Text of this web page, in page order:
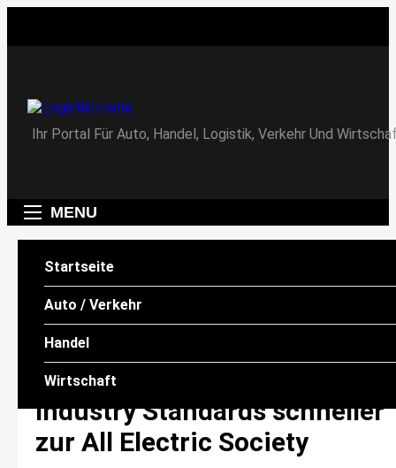
content
Logistik|Inside
Ihr Portal Für Auto, Handel, Logistik, Verkehr Und
MENU
Startseite
Auto / Verkehr
Handel
Wirtschaft
WIRTSCHAFT
Rittal und Eplan auf der „The
Smarter E Europe“ 2024 /
Electrify Your System!“: Mit
Industry Standards schneller
zur All Electric Society